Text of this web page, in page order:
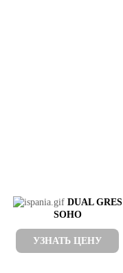
DUAL GRES
SOHO
УЗНАТЬ ЦЕНУ